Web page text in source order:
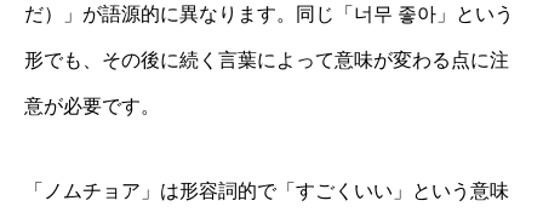
だ）」が語源的に異なります。同じ「너무 좋아」という
形でも、その後に続く言葉によって意味が変わる点に注
意が必要です。
「ノムチョア」は形容詞的で「すごくいい」という意味